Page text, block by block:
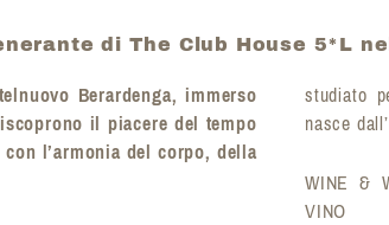
di The Club House 5*L
Berardenga, immerso
il piacere del tempo
l’armonia del corpo, della
studiato
nasce
WINE &
VINO